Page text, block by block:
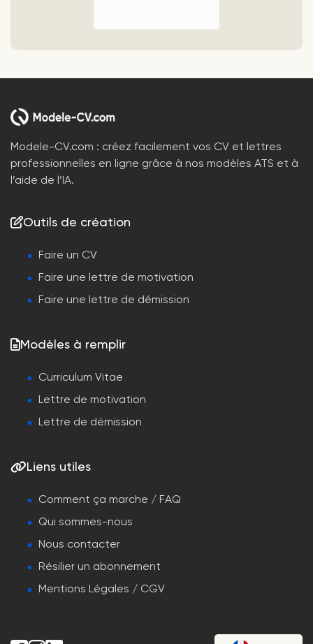
Modele-CV.com : créez facilement vos CV et lettres
professionnelles en ligne grâce à nos modèles ATS et à
l’aide de l’IA.
Outils de création
Faire un CV
Faire une lettre de motivation
Faire une lettre de démission
Modèles à remplir
Curriculum Vitae
Lettre de motivation
Lettre de démission
Liens utiles
Comment ça marche / FAQ
Qui sommes-nous
Nous contacter
Résilier un abonnement
Mentions Légales / CGV